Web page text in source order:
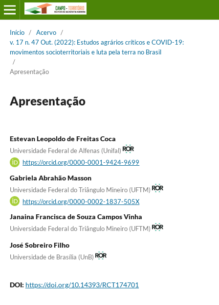
Início / Acervo /
v. 17 n. 47 Out. (2022): Estudos agrários críticos e COVID-19:
movimentos socioterritoriais e luta pela terra no Brasil
/
Apresentação
Apresentação
Estevan Leopoldo de Freitas Coca
Universidade Federal de Alfenas (Unifal)
https://orcid.org/0000-0001-9424-9699
Gabriela Abrahão Masson
Universidade Federal do Triângulo Mineiro (UFTM)
https://orcid.org/0000-0002-1837-505X
Janaina Francisca de Souza Campos Vinha
Universidade Federal do Triângulo Mineiro (UFTM)
José Sobreiro Filho
Universidade de Brasília (UnB)
DOI: https://doi.org/10.14393/RCT174701